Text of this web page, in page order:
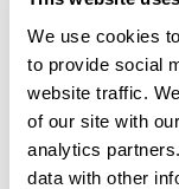
We use cookies
to provide social
website traffic.
of our site with
analytics
data with other